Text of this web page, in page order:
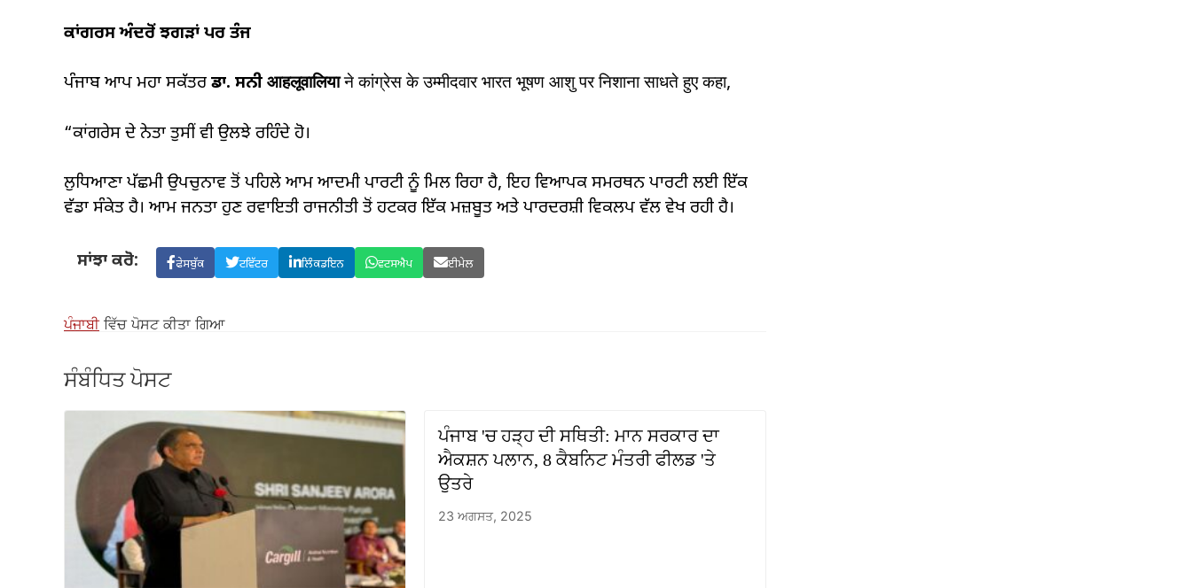
ਕਾਂਗਰਸ ਅੰਦਰੋਂ ਝਗੜਾਂ ਪਰ ਤੰਜ
ਪੰਜਾਬ ਆਪ ਮਹਾ ਸਕੱਤਰ ਡਾ. ਸਨੀ आहलूवालियाने कांग्रेस के उम्मीदवार भारत भूषण आशु पर निशाना साधते हुए कहा,
“ਕਾਂਗਰੇਸ ਦੇ ਨੇਤਾ ਤੁਸੀਂ ਵੀ ਉਲਝੇ ਰਹਿੰਦੇ ਹੋ।
ਲੁਧਿਆਣਾ ਪੱਛਮੀ ਉਪਚੁਨਾਵ ਤੋਂ ਪਹਿਲੇ ਆਮ ਆਦਮੀ ਪਾਰਟੀ ਨੂੰ ਮਿਲ ਰਿਹਾ ਹੈ, ਇਹ ਵਿਆਪਕ ਸਮਰਥਨ ਪਾਰਟੀ ਲਈ ਇੱਕ
ਵੱਡਾ ਸੰਕੇਤ ਹੈ। ਆਮ ਜਨਤਾ ਹੁਣ ਰਵਾਇਤੀ ਰਾਜਨੀਤੀ ਤੋਂ ਹਟਕਰ ਇੱਕ ਮਜ਼ਬੂਤ ​​ਅਤੇ ਪਾਰਦਰਸ਼ੀ ਵਿਕਲਪ ਵੱਲ ਵੇਖ ਰਹੀ ਹੈ।
ਸਾਂਝਾ ਕਰੋ: ਫੇਸਬੁੱਕ ਟਵਿੱਟਰ ਲਿੰਕਡਇਨ ਵਟਸਐਪ ਈਮੇਲ
ਪੰਜਾਬੀਵਿੱਚ ਪੋਸਟ ਕੀਤਾ ਗਿਆ
ਸੰਬੰਧਿਤ ਪੋਸਟ
ਪੰਜਾਬ 'ਚ ਹੜ੍ਹ ਦੀ ਸਥਿਤੀ: ਮਾਨ ਸਰਕਾਰ ਦਾ
ਐਕਸ਼ਨ ਪਲਾਨ, 8 ਕੈਬਨਿਟ ਮੰਤਰੀ ਫੀਲਡ 'ਤੇ
ਉਤਰੇ
23 ਅਗਸਤ, 2025